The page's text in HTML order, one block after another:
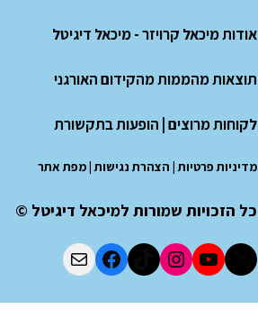
אודות מיכאל קרויזר - מיכאל דיגיטל
תוצאות מהממות מהקידום האורגני
לקוחות מרוצים הופעות בתקשורת
מדיניות פרטיות| הצהרת נגישות|מפת אתר
כל הזכויות שמורות למיכאל דיגיטל ©